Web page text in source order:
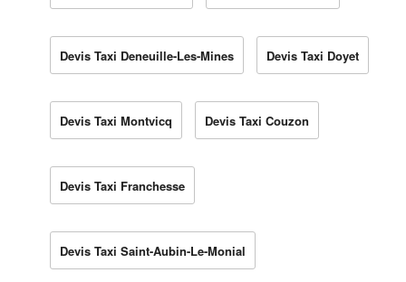
Devis Taxi Deneuille-Les-Mines Devis Taxi Doyet
Devis Taxi Montvicq Devis Taxi Couzon
Devis Taxi Franchesse
Devis Taxi Saint-Aubin-Le-Monial